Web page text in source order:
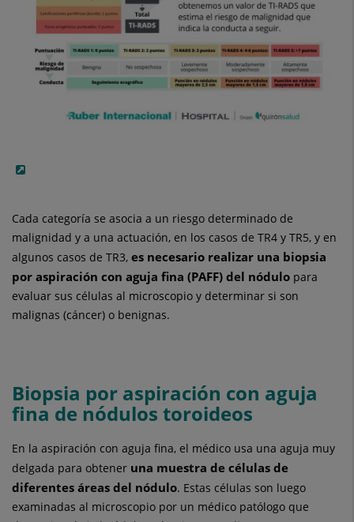
Cada categoría se asocia a un riesgo determinado de
malignidad y a una actuación, en los casos de TR4 y TR5, y en
algunos casos de TR3, es necesario realizar una biopsia
por aspiración con aguja fina (PAFF) del nódulo para
evaluar sus células al microscopio y determinar si son
malignas (cáncer) o benignas.
Biopsia por aspiración con aguja
fina de nódulos toroideos
En la aspiración con aguja fina, el médico usa una aguja muy
delgada para obtener una muestra de células de
diferentes áreas del nódulo. Estas células son luego
examinadas al microscopio por un médico patólogo que